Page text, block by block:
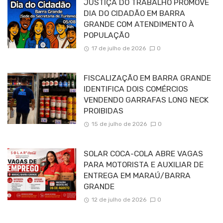
JUSTIÇA DO TRABALHO PROMOVE
DIA DO CIDADÃO EM BARRA
GRANDE COM ATENDIMENTO À
POPULAÇÃO
17 de julho de 2026 0
FISCALIZAÇÃO EM BARRA GRANDE
IDENTIFICA DOIS COMÉRCIOS
VENDENDO GARRAFAS LONG NECK
PROIBIDAS
15 de julho de 2026 0
SOLAR COCA-COLA ABRE VAGAS
PARA MOTORISTA E AUXILIAR DE
ENTREGA EM MARAÚ/BARRA
GRANDE
12 de julho de 2026 0